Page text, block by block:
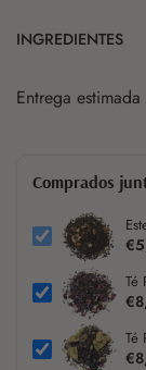
INGREDIENTES
pu erh
Entrega
Comprados
Té
Té